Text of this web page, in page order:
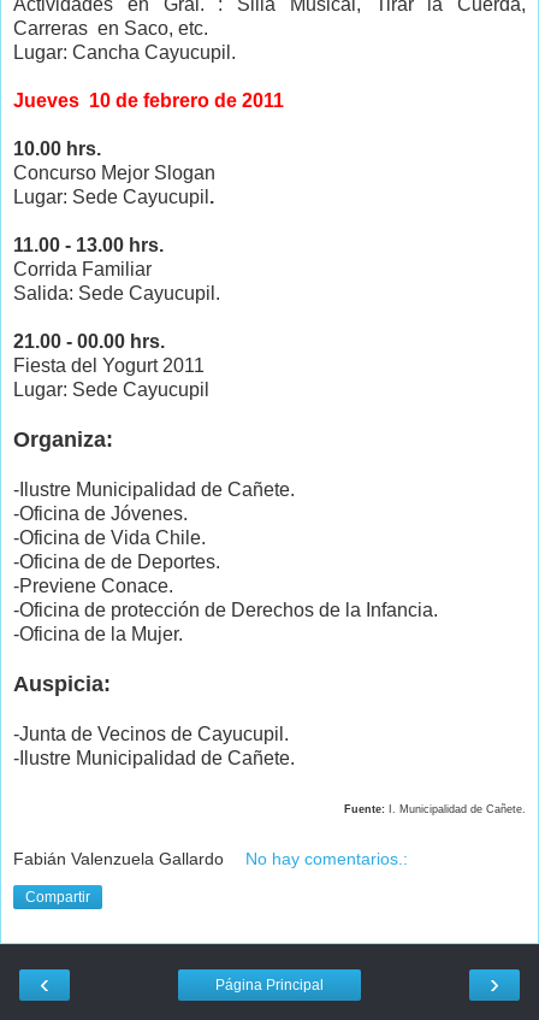
Actividades en Gral. : Silla Musical, Tirar la Cuerda,
Carreras en Saco, etc.
Lugar: Cancha Cayucupil.
Jueves 10 de febrero de 2011
10.00 hrs.
Concurso Mejor Slogan
Lugar: Sede Cayucupil .
11.00 - 13.00 hrs.
Corrida Familiar
Salida: Sede Cayucupil.
21.00 - 00.00 hrs.
Fiesta del Yogurt 2011
Lugar: Sede Cayucupil
Organiza:
-Ilustre Municipalidad de Cañete.
-Oficina de Jóvenes.
-Oficina de Vida Chile.
-Oficina de de Deportes.
-Previene Conace.
-Oficina de protección de Derechos de la Infancia.
-Oficina de la Mujer.
Auspicia:
-Junta de Vecinos de Cayucupil.
-Ilustre Municipalidad de Cañete.
Fuente: I. Municipalidad de Cañete.
Fabián Valenzuela Gallardo No hay comentarios.:
Compartir
‹ ›
Página Principal